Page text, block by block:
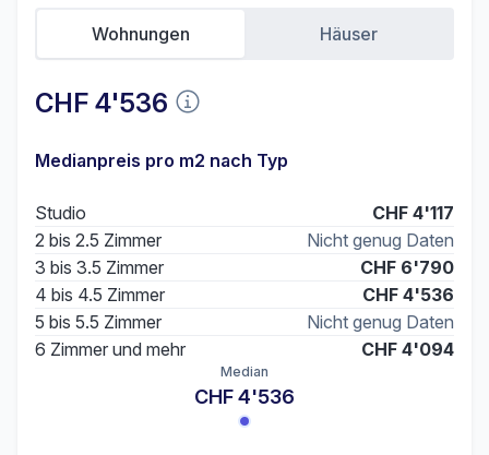
CHF 4'536
Wohnungen Häuser
Medianpreis pro m2 nach Typ
Studio
CHF 4'117
2 bis 2.5 Zimmer
Nicht genug Daten
3 bis 3.5 Zimmer
CHF 6'790
4 bis 4.5 Zimmer
CHF 4'536
5 bis 5.5 Zimmer
Nicht genug Daten
6 Zimmer und mehr
CHF 4'094
Median
CHF 4'536